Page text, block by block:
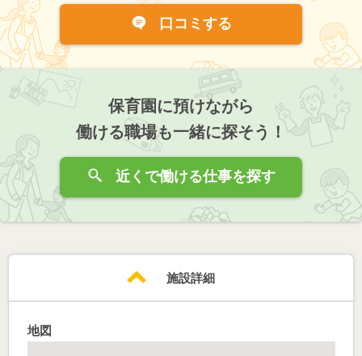
口コミする
保育園に預けながら
働ける職場も一緒に探そう！
近くで働ける仕事を探す
施設詳細
地図